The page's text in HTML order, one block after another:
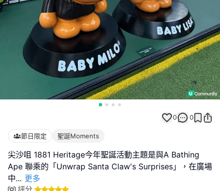
0 0
節日限定 聖誕Moments
尖沙咀 1881 Heritage今年聖誕活動主題是與A Bathing
Ape 聯乘的「Unwrap Santa Claw's Surprises」，在廣場
中... 更多